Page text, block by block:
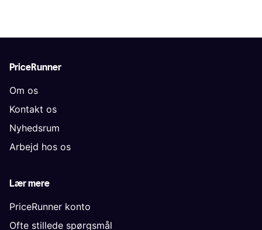
PriceRunner
Om os
Kontakt os
Nyhedsrum
Arbejd hos os
Lær mere
PriceRunner konto
Ofte stillede spørgsmål